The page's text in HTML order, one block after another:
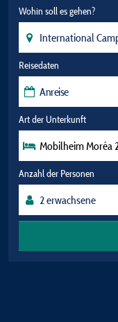
Wohin soll es gehen?
Reisedaten
Art der Unterkunft
Mobilheim Moréa
Anzahl der Personen